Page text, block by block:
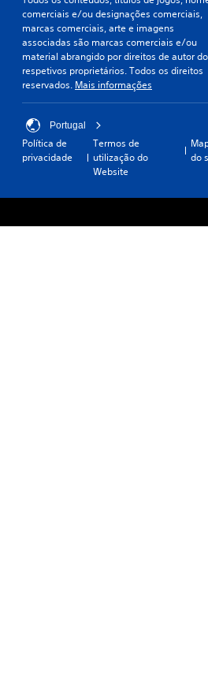
comerciais e/ou designações comerciais,
marcas comerciais, arte e imagens
associadas são marcas comerciais e/ou
material abrangido por direitos de autor
respetivos proprietários. Todos os direitos
reservados. Mais informações
Portugal
Política de
privacidade
Termos de
utilização do
Website
do